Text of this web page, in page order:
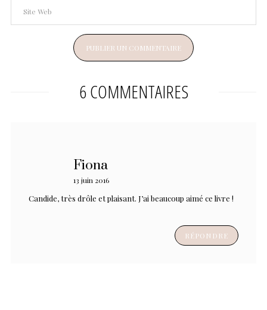
6 COMMENTAIRES
Fiona
13 juin 2016
Candide, très drôle et plaisant. J’ai beaucoup aimé ce livre !
RÉPONDRE